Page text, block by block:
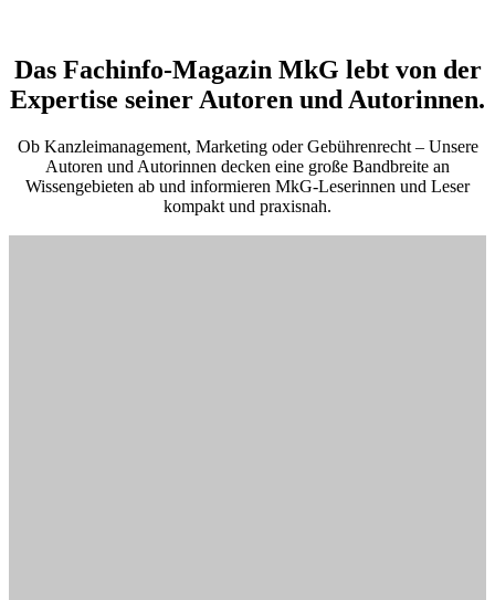
Das Fachinfo-Magazin MkG lebt von der
Expertise seiner Autoren und Autorinnen.
Ob Kanzleimanagement, Marketing oder Gebührenrecht – Unsere
Autoren und Autorinnen decken eine große Bandbreite an
Wissengebieten ab und informieren MkG-Leserinnen und Leser
kompakt und praxisnah.